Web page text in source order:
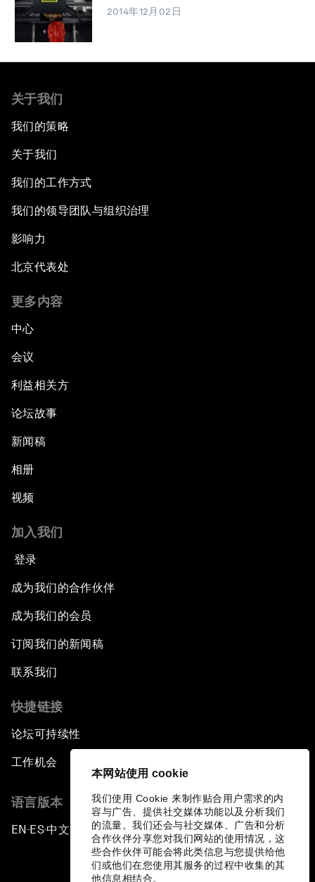
本网站使用 cookie
我们使用 Cookie 来制作贴合用户需求的内
容与广告、提供社交媒体功能以及分析我们
的流量。我们还会与社交媒体、广告和分析
合作伙伴分享您对我们网站的使用情况，这
些合作伙伴可能会将此类信息与您提供给他
们或他们在您使用其服务的过程中收集的其
他信息相结合。
2014年12月02日
关于我们
我们的策略
关于我们
我们的工作方式
我们的领导团队与组织治理
影响力
北京代表处
更多内容
中心
会议
利益相关方
论坛故事
新闻稿
相册
视频
加入我们
登录
成为我们的合作伙伴
成为我们的会员
订阅我们的新闻稿
联系我们
快捷链接
论坛可持续性
工作机会
语言版本
EN ▪ ES▪中文▪ 日本語